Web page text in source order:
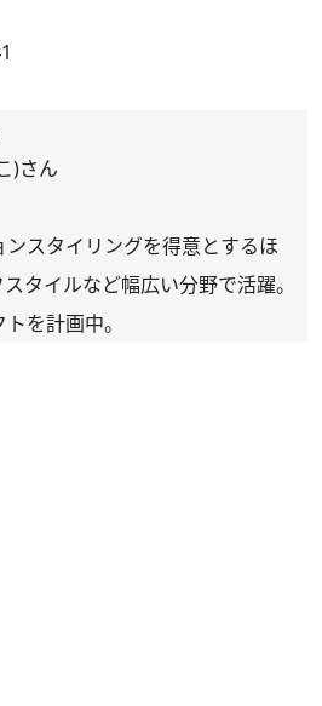
)さん
スタイリングを得意とするほ
タイルなど幅広い分野で活躍。
を計画中。